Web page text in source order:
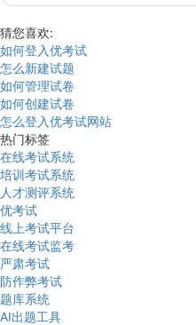
猜您喜欢:
如何登入优考试
怎么新建试题
如何管理试卷
如何创建试卷
怎么登入优考试网站
热门标签
在线考试系统
培训考试系统
人才测评系统
优考试
线上考试平台
在线考试监考
严肃考试
防作弊考试
题库系统
AI出题工具